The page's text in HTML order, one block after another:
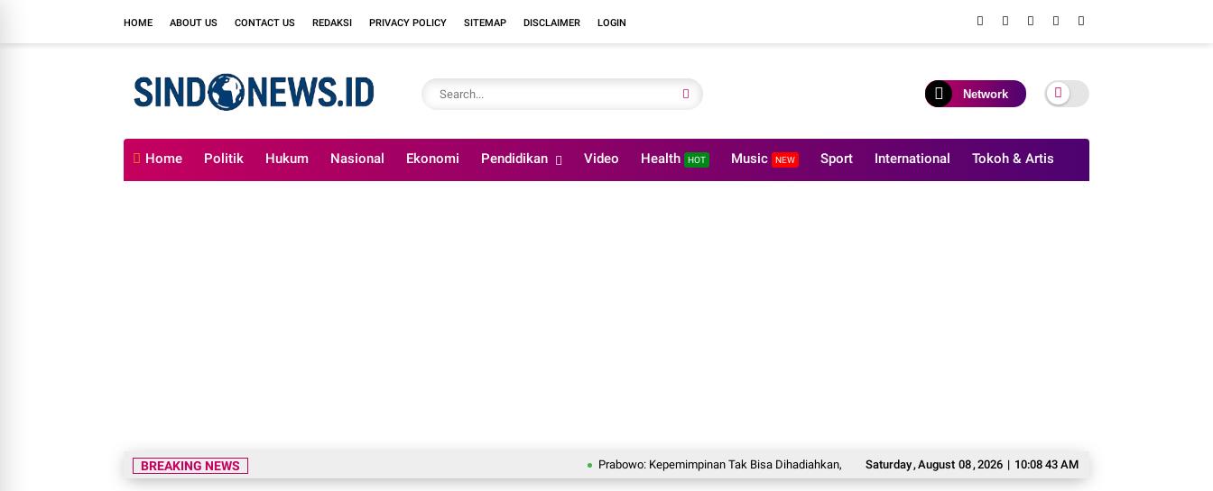
HOME ABOUT US CONTACT US REDAKSI PRIVACY POLICY SITEMAP DISCLAIMER LOGIN
Network
Home Politik Hukum Nasional Ekonomi Pendidikan Video Health HOT Music NEW Sport International Tokoh & Artis
Saturday,August 08,2026 | 10:08 44 AM
BREAKING NEWS Prabowo: Kepemimpinan Tak Bisa Dihadiahkan, Lahir Lewat Kesulitan dan Keberanian Prabowo Bertekad Perbaiki Buku Ajar